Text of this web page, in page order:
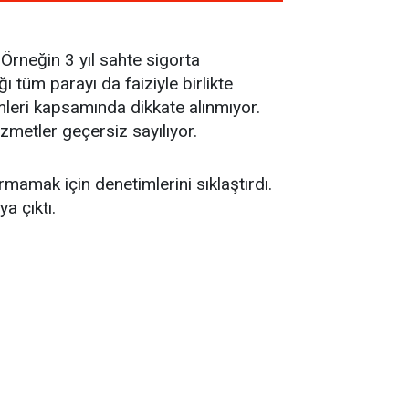
3 yıl sahte sigorta
tüm parayı da faiziyle birlikte
kapsamında dikkate alınmıyor.
geçersiz sayılıyor.
için denetimlerini sıklaştırdı.
çıktı.